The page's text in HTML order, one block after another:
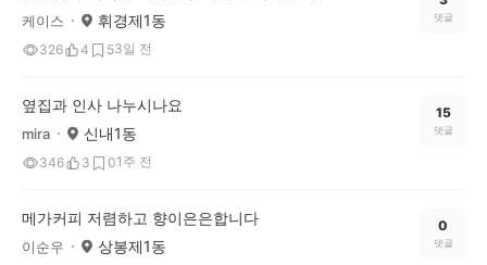
케이스 휘경제1동
326 4 53일 전
댓글
옆집과 인사 나누시나요
mira 신내1동
346 3 01주 전
15
댓글
메가커피 저렴하고 향이은은합니다
이순우 상봉제1동
0
댓글